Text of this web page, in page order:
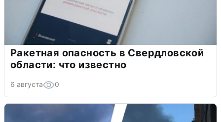
Ракетная опасность в Свердловской
области: что известно
6 августа 0